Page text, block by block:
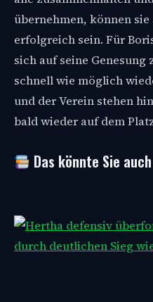
übernehmen, können
erfolgreich sein. Für
sich auf seine
schnell wie möglich
und der Verein stehen
bald wieder auf dem
Das könnte Sie